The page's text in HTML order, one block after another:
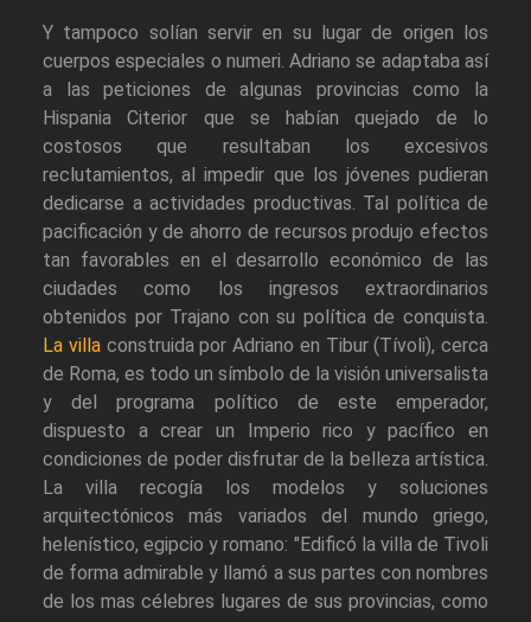
Y tampoco solían servir en su lugar de origen los
cuerpos especiales o numeri. Adriano se adaptaba así
a las peticiones de algunas provincias como la
Hispania Citerior que se habían quejado de lo
costosos que resultaban los excesivos
reclutamientos, al impedir que los jóvenes pudieran
dedicarse a actividades productivas. Tal política de
pacificación y de ahorro de recursos produjo efectos
tan favorables en el desarrollo económico de las
ciudades como los ingresos extraordinarios
obtenidos por Trajano con su política de conquista.
La villaconstruida por Adriano en Tibur (Tívoli), cerca
de Roma, es todo un símbolo de la visión universalista
y del programa político de este emperador,
dispuesto a crear un Imperio rico y pacífico en
condiciones de poder disfrutar de la belleza artística.
La villa recogía los modelos y soluciones
arquitectónicos más variados del mundo griego,
helenístico, egipcio y romano: "Edificó la villa de Tivoli
de forma admirable y llamó a sus partes con nombres
de los mas célebres lugares de sus provincias, como